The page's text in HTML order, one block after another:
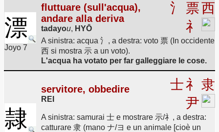
漂
Joyo 7
fluttuare (sull'acqua),
andare alla deriva
tadayou, HYŌ
氵 票西
礻
A sinistra: acqua 氵, a destra: voto 票 (In occidente
西 si mostra 示 a un voto).
L'acqua ha votato per far galleggiare le cose.
隷
servitore, obbedire
REI
士礻 隶
尹
A sinistra: samurai 士 e mostrare 示/礻, a destra:
catturare 隶 (mano ナ/ヨ e un animale [cioè un